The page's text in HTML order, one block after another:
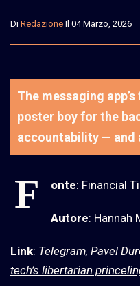
Di Redazione Il 04 Marzo, 2026
The messaging
poster boy for the
accountability — and
F onte: Financial
Autore: Hannah
Link: Telegram, Pavel
tech’s libertarian